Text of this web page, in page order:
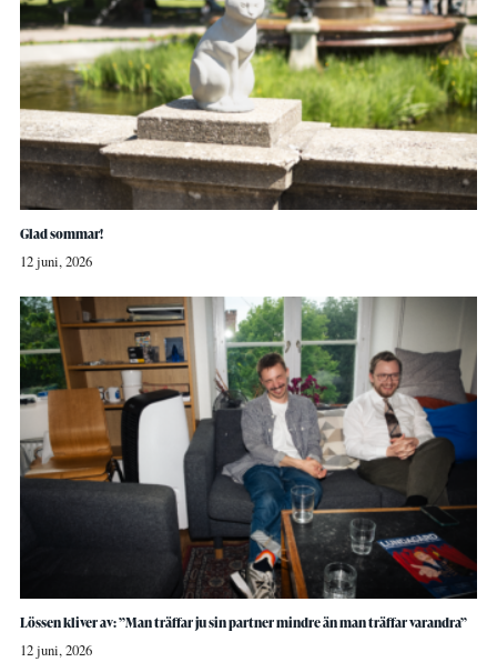
Glad sommar!
12 juni, 2026
Lössen kliver av: ”Man träffar ju sin partner mindre än man träffar varandra”
12 juni, 2026